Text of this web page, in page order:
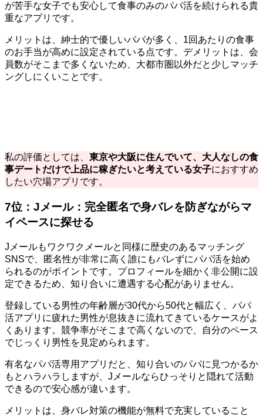
が苦手な女子でも安心して食事のみのパパ活を続けられる貴
重なアプリです。
メリットは、紳士的で優しいパパが多く、1回あたりの食事
のお手当が高めに設定されている点です。デメリットは、会
員数がそこまで多くないため、大都市圏以外だと少しマッチ
ングしにくいことです。
私の評価としては、 東京や大阪に住んでいて、大人なしの食
事デートだけで上品に稼ぎたいと考えている女子におすすめ
したい穴場アプリです。
7位：Jメール：完全匿名で身バレを防ぎながらマ
イペースに探せる
Jメールもワクワクメールと同様に歴史のあるマッチング
SNSで、匿名性が非常に高く誰にもバレずにパパ活を始め
られるのがポイントです。プロフィールを細かく非公開に設
定できるため、知り合いに遭遇する心配がありません。
登録している男性の年齢層が30代から50代と幅広く、パパ
活アプリに疲れた男性が息抜きに流れてきているケースがよ
くあります。競争率がそこまで高くないので、自分のペース
でじっくり男性を見定められます。
有名なパパ活専用アプリだと、知り合いのパパに見つかるか
もとハラハラしますが、Jメールならひっそりと隠れて活動
できるので安心感が違います。
メリットは、身バレ対策の機能が無料で充実していること